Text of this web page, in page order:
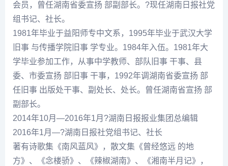
会员，曾任湖南省委宣扬 部副部长。?现任湖南日报社党
组书记、社长。
1981年毕业于益阳师专中文系，1995年毕业于武汉大学
旧事 与传播学院旧事 学专业。1984年入伍。1981年大
学毕业参加工作，从事中学教师、部队旧事 干事、县
委、市委宣扬 部旧事 干事，1992年调湖南省委宣扬 部
任旧事 出版处干事、副处长、处长。曾任湖南省宣扬 部
副部长。
2014年10月—2016年1月?湖南日报报业集团总编辑
2016年1月—?湖南日报社党组书记、社长
著有诗歌集《南风蓝风》，散文集《曾经悠远 的地
方》、《念楼骄》、《辣椒湖南》、《湘南半月记》，